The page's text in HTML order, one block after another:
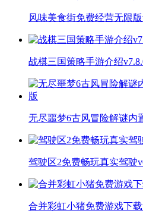
风味美食街免费经营无限
战棋三国策略手游介绍
无尽噩梦6古风冒险解谜内
驾驶区2免费畅玩真实驾驶
合并彩虹小猪免费游戏下载